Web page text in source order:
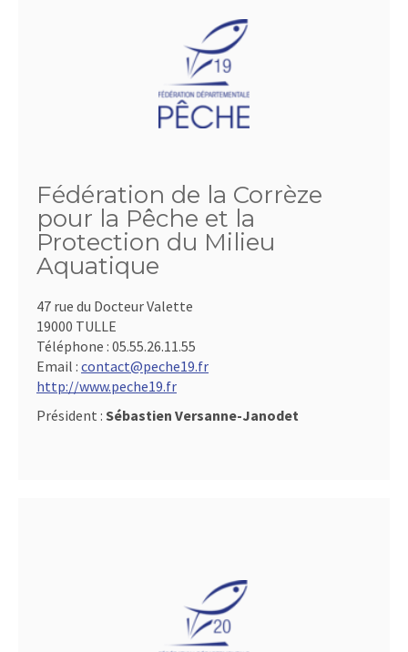
Fédération de la Corrèze
pour la Pêche et la
Protection du Milieu
Aquatique
47 rue du Docteur Valette
19000 TULLE
Téléphone : 05.55.26.11.55
Email : contact@peche19.fr
http://www.peche19.fr
Président : Sébastien Versanne-Janodet